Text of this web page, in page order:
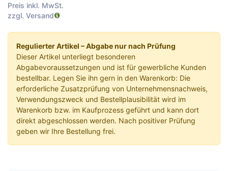
Preis inkl. MwSt.
zzgl. Versand
Regulierter Artikel – Abgabe nur nach Prüfung
Dieser Artikel unterliegt besonderen
Abgabevoraussetzungen und ist für gewerbliche Kunden
bestellbar. Legen Sie ihn gern in den Warenkorb: Die
erforderliche Zusatzprüfung von Unternehmensnachweis,
Verwendungszweck und Bestellplausibilität wird im
Warenkorb bzw. im Kaufprozess geführt und kann dort
direkt abgeschlossen werden. Nach positiver Prüfung
geben wir Ihre Bestellung frei.